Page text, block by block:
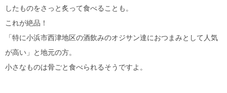
したものをさっと炙って食べることも。
これが絶品！
「特に小浜市西津地区の酒飲みのオジサン達におつまみとして人気
が高い」と地元の方。
小さなものは骨ごと食べられるそうですよ。